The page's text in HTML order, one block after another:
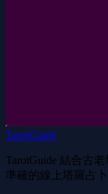
TarotGuide
TarotGuide 結合古
準確的線上塔羅占卜